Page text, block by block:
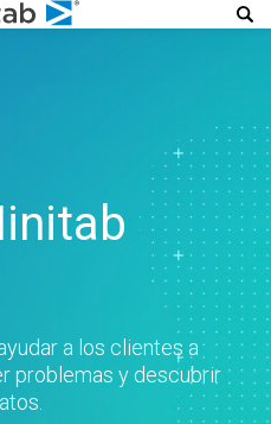
a los clientes a
problemas y descubrir